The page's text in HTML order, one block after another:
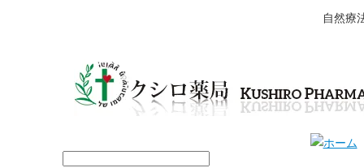
自然療